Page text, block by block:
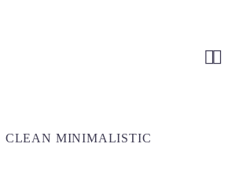

CLEAN MINIMALISTIC